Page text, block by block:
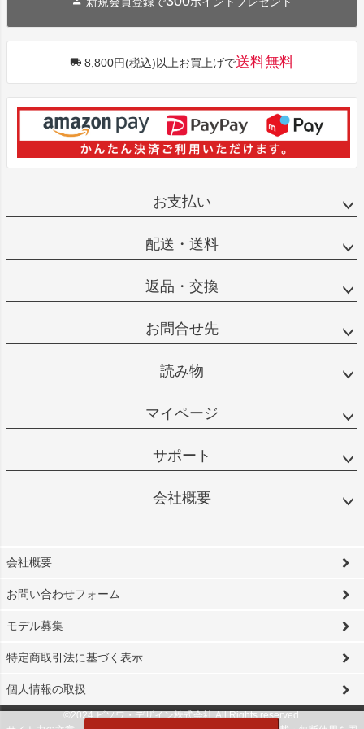
8,800円(税込)以上お買上げで送料無料
お支払い
配送・送料
返品・交換
お問合せ先
読み物
マイページ
サポート
会社概要
会社概要
お問い合わせフォーム
モデル募集
特定商取引法に基づく表示
個人情報の取扱
©2024 ビソワ・デザイン株式会社 All Rights reserved.